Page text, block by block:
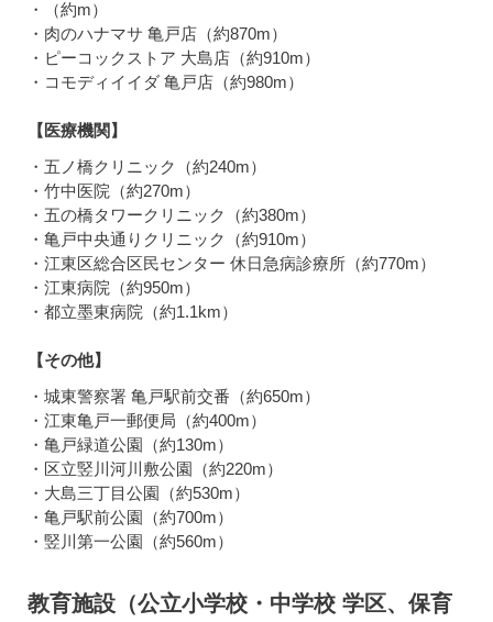
・（約m）
・肉のハナマサ 亀戸店（約870m）
・ピーコックストア 大島店（約910m）
・コモディイイダ 亀戸店（約980m）
【医療機関】
・五ノ橋クリニック（約240m）
・竹中医院（約270m）
・五の橋タワークリニック（約380m）
・亀戸中央通りクリニック（約910m）
・江東区総合区民センター 休日急病診療所（約770m）
・江東病院（約950m）
・都立墨東病院（約1.1km）
【その他】
・城東警察署 亀戸駅前交番（約650m）
・江東亀戸一郵便局（約400m）
・亀戸緑道公園（約130m）
・区立竪川河川敷公園（約220m）
・大島三丁目公園（約530m）
・亀戸駅前公園（約700m）
・竪川第一公園（約560m）
教育施設（公立小学校・中学校 学区、保育